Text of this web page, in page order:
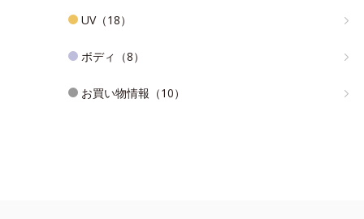
UV（18）
ボディ（8）
お買い物情報（10）